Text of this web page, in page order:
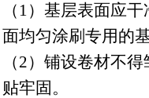
（1）基层表面应
面均匀涂刷专用的
（2）铺设卷材不
贴牢固。